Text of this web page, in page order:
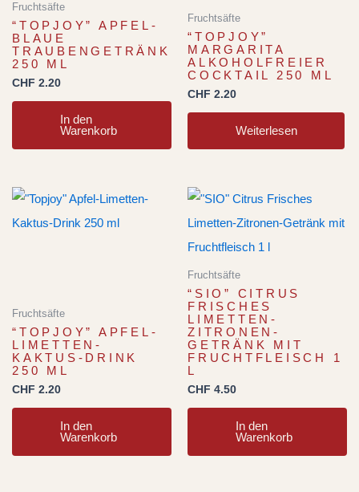
Fruchtsäfte
“TOPJOY” APFEL-
BLAUE
TRAUBENGETRÄNK
250 ML
CHF 2.20
In den
Warenkorb
Fruchtsäfte
“TOPJOY”
MARGARITA
ALKOHOLFREIER
COCKTAIL 250 ML
CHF 2.20
Weiterlesen
Fruchtsäfte
“TOPJOY” APFEL-
LIMETTEN-
KAKTUS-DRINK
250 ML
CHF 2.20
In den
Warenkorb
Fruchtsäfte
“SIO” CITRUS
FRISCHES
LIMETTEN-
ZITRONEN-
GETRÄNK MIT
FRUCHTFLEISCH 1
L
CHF 4.50
In den
Warenkorb